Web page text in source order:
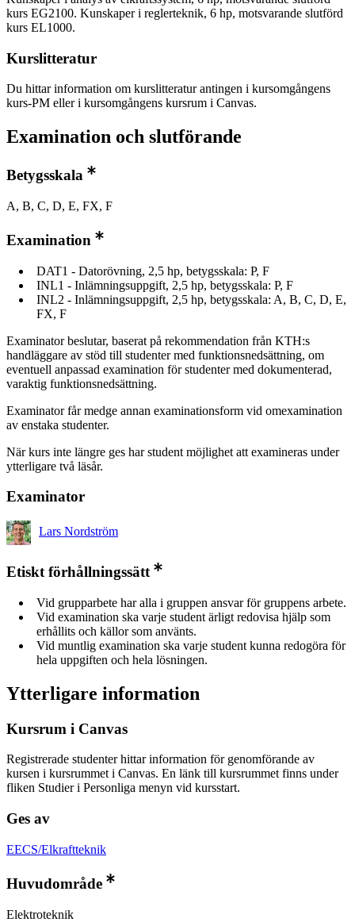
kurs EG2100. Kunskaper i reglerteknik, 6 hp, motsvarande slutförd
kurs EL1000.
Kurslitteratur
Du hittar information om kurslitteratur antingen i kursomgångens
kurs-PM eller i kursomgångens kursrum i Canvas.
Examination och slutförande
Betygsskala
A, B, C, D, E, FX, F
Examination
DAT1 - Datorövning, 2,5 hp, betygsskala: P, F
INL1 - Inlämningsuppgift, 2,5 hp, betygsskala: P, F
INL2 - Inlämningsuppgift, 2,5 hp, betygsskala: A, B, C, D, E,
FX, F
Examinator beslutar, baserat på rekommendation från KTH:s
handläggare av stöd till studenter med funktionsnedsättning, om
eventuell anpassad examination för studenter med dokumenterad,
varaktig funktionsnedsättning.
Examinator får medge annan examinationsform vid omexamination
av enstaka studenter.
När kurs inte längre ges har student möjlighet att examineras under
ytterligare två läsår.
Examinator
Lars Nordström
Etiskt förhållningssätt
Vid grupparbete har alla i gruppen ansvar för gruppens arbete.
Vid examination ska varje student ärligt redovisa hjälp som
erhållits och källor som använts.
Vid muntlig examination ska varje student kunna redogöra för
hela uppgiften och hela lösningen.
Ytterligare information
Kursrum i Canvas
Registrerade studenter hittar information för genomförande av
kursen i kursrummet i Canvas. En länk till kursrummet finns under
fliken Studier i Personliga menyn vid kursstart.
Ges av
EECS/Elkraftteknik
Huvudområde
Elektroteknik